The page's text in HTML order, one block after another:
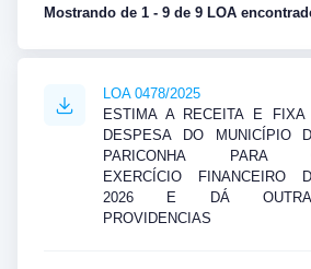
Mostrando de 1 - 9 de 9 LOA
LOA 0478/2025
ESTIMA A RECEITA E FIXA
DESPESA DO MUNICÍPIO
PARICONHA PARA
EXERCÍCIO FINANCEIRO
2026 E DÁ
PROVIDENCIAS